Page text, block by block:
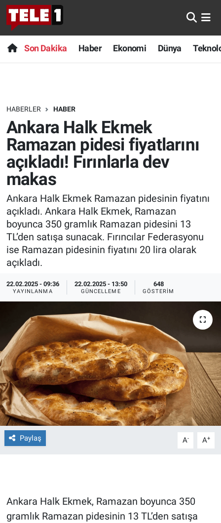
Son Dakika Haber Ekonomi Dünya
HABERLER HABER
Ankara Halk Ekmek
Ramazan pidesi fiyatlarını
açıkladı! Fırınlarla dev
makas
Ankara Halk Ekmek Ramazan pidesinin fiyatını
açıkladı. Ankara Halk Ekmek, Ramazan
boyunca 350 gramlık Ramazan pidesini 13
TL’den satışa sunacak. Fırıncılar Federasyonu
ise Ramazan pidesinin fiyatını 20 lira olarak
açıkladı.
22.02.2025 - 09:36
YAYINLANMA
22.02.2025 - 13:50
GÜNCELLEME
648
GÖSTERIM
Paylaş A- A+
Ankara Halk Ekmek, Ramazan boyunca 350
gramlık Ramazan pidesinin 13 TL’den satışa
Anında Manşet
Başka Sohbetler
Bilim turu
Bilim ve Teknoloji Evreni
Doğa Konuşuyor
Dünya
Ege Saati
Ege'den Esintiler
Eğitim
Eğlence
Ekonomi
Forum
Gerçeğin İzinde
Gün Başlıyor
Gün Bitiyor
Gün Ortası
Haber
Son Dakika
Haber
Dünya
Sağlık
Spor
Yayın Akışı
İletişim
Nöbetçi Eczaneler
Hava Durumu
Trafik Durumu
Süper Lig Puan Durumu ve Fikstür
Tüm Manşetler
Son Dakika Haberleri
Haber Arşivi